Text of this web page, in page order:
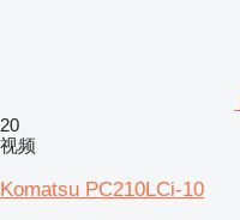
20
视频
Komatsu PC210LCi-10